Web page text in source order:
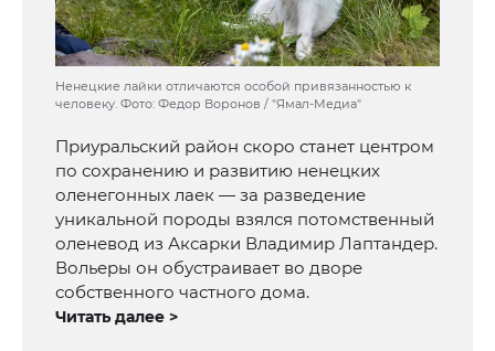
Ненецкие лайки отличаются особой привязанностью к
человеку. Фото: Федор Воронов / "Ямал-Медиа"
Приуральский район скоро станет центром
по сохранению и развитию ненецких
оленегонных лаек — за разведение
уникальной породы взялся потомственный
оленевод из Аксарки Владимир Лаптандер.
Вольеры он обустраивает во дворе
собственного частного дома.
Читать далее >